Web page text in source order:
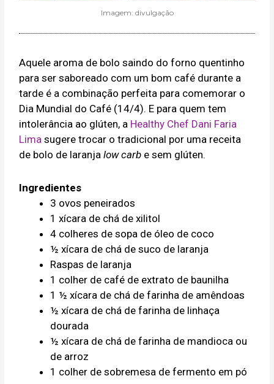
Imagem: divulgação
Aquele aroma de bolo saindo do forno quentinho
para ser saboreado com um bom café durante a
tarde é a combinação perfeita para comemorar o
Dia Mundial do Café (14/4). E para quem tem
intolerância ao glúten, a Healthy Chef Dani Faria
Lima sugere trocar o tradicional por uma receita
de bolo de laranjalow carb e sem glúten.
Ingredientes
3 ovos peneirados
1 xícara de chá de xilitol
4 colheres de sopa de óleo de coco
½ xícara de chá de suco de laranja
Raspas de laranja
1 colher de café de extrato de baunilha
1 ½ xícara de chá de farinha de amêndoas
½ xícara de chá de farinha de linhaça
dourada
½ xícara de chá de farinha de mandioca ou
de arroz
1 colher de sobremesa de fermento em pó